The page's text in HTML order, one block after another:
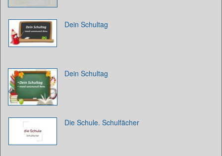
Dein Schultag
Dein Schultag
Die Schule. Schulfächer